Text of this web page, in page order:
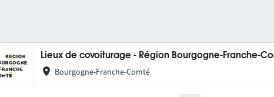
Lieux de covoiturage - Région Bourgogne-Franche-
Bourgogne-Franche-Comté